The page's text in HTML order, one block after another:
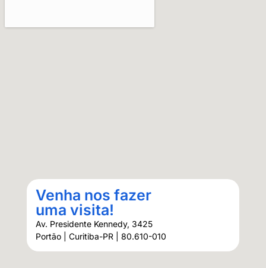
Venha nos fazer
uma visita!
Av. Presidente Kennedy, 3425
Portão | Curitiba-PR | 80.610-010